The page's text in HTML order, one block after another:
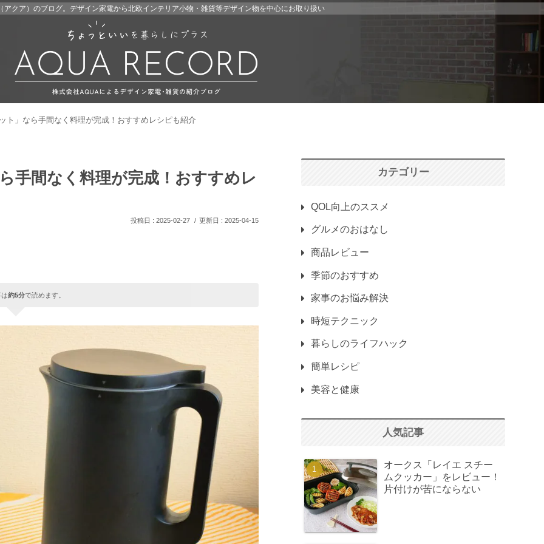
アクア）のブログ。デザイン家電から北欧インテリア小物・雑貨等デザイン物を中心にお取り扱い
ト」なら手間なく料理が完成！おすすめレシピも紹介
手間なく料理が完成！おすすめレ
2025-02-27 2025-04-15
約5分で読めます。
カテゴリー
QOL向上のススメ
グルメのおはなし
商品レビュー
季節のおすすめ
家事のお悩み解決
時短テクニック
暮らしのライフハック
簡単レシピ
美容と健康
人気記事
オークス「レイエ スチー
ムクッカー」をレビュー！
片付けが苦にならない